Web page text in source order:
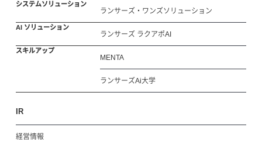
システムソリューション
ランサーズ・ワンズソリューション
AI ソリューション
ランサーズ ラクアポAI
スキルアップ
MENTA
ランサーズAi大学
IR
経営情報